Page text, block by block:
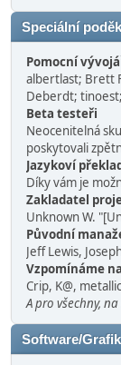
Speciální
Pomocní
albertlast; Brett
Deberdt;
Beta testeři
Neocenitelná
poskytovali
Jazykoví
Díky vám je
Zakladatel
Unknown W.
Původní
Jeff Lewis,
Vzpomínáme na
Crip, K@,
A pro všechny,
Software/